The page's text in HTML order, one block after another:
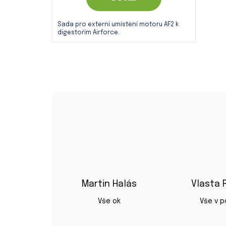
Sada pro externí umístění motoru AF2 k
digestořím Airforce.
Martin Halás
Vše ok
Vlasta
Vše v